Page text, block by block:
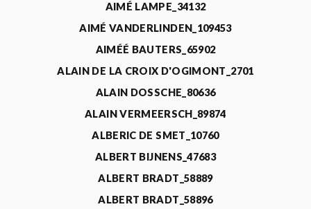
AIMÉ LAMPE_34132
AIMÉ VANDERLINDEN_109453
AIMÉÉ BAUTERS_65902
ALAIN DE LA CROIX D'OGIMONT_2701
ALAIN DOSSCHE_80636
ALAIN VERMEERSCH_89874
ALBERIC DE SMET_10760
ALBERT BIJNENS_47683
ALBERT BRADT_58889
ALBERT BRADT_58896